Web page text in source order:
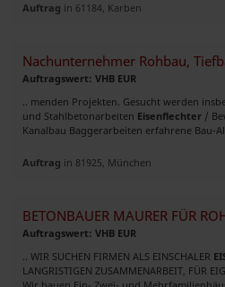
Auftrag in 61184, Karben
Nachunternehmer Rohbau,
Auftragswert: VHB EUR
.. menden Projekten. Gesucht werden
und Stahlbetonarbeiten Eisenflechter /
Kanalbau Baggerarbeiten erfahrene Bau-
Auftrag in 81925, München
Auftragswert: VHB EUR
.. WIR SUCHEN FIRMEN ALS EINSCHALER
LANGRISTIGEN ZUSAMMENARBEIT, FÜR